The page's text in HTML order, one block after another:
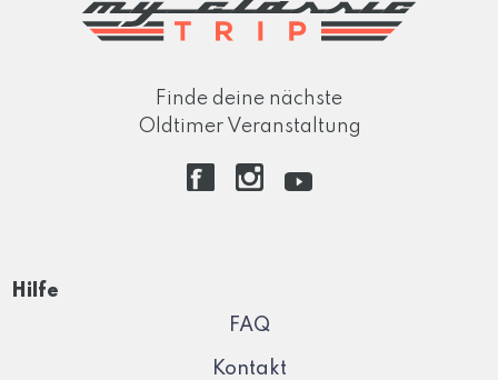
Finde deine nächste
Oldtimer Veranstaltung
Hilfe
FAQ
Kontakt